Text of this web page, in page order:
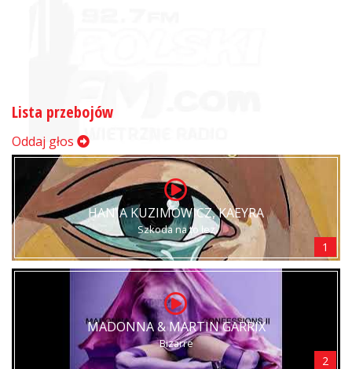
Lista przebojów
Oddaj głos
HANIA KUZIMOWICZ, KAEYRA
Szkoda na to łez
1
MADONNA & MARTIN GARRIX
Bizarre
2